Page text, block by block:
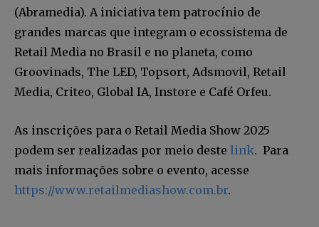
(Abramedia). A iniciativa tem patrocínio de
grandes marcas que integram o ecossistema de
Retail Media no Brasil e no planeta, como
Groovinads, The LED, Topsort, Adsmovil, Retail
Media, Criteo, Global IA, Instore e Café Orfeu.
As inscrições para o Retail Media Show 2025
podem ser realizadas por meio deste link. Para
mais informações sobre o evento, acesse
https://www.retailmediashow.com.br.